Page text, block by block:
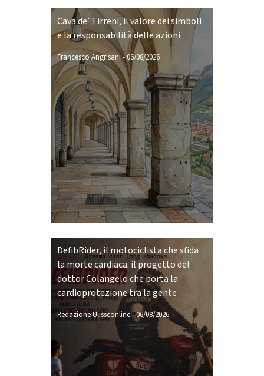
Cava de’ Tirreni, il valore dei simboli
e la responsabilità delle azioni
Francesco Angrisani-06/08/2026
DefibRider, il motociclista che sfida
la morte cardiaca: il progetto del
dottor Colangelo che porta la
cardioprotezione tra la gente
Redazione Ulisseonline-06/08/2026